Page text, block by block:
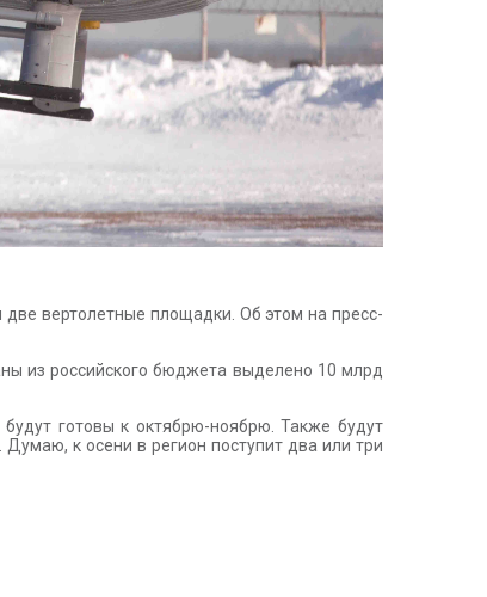
вертолетные площадки. Об этом на пресс-
из российского бюджета выделено 10 млрд
готовы к октябрю-ноябрю. Также будут
к осени в регион поступит два или три